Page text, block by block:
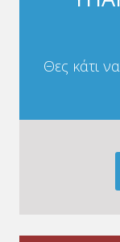
Θες κάτι